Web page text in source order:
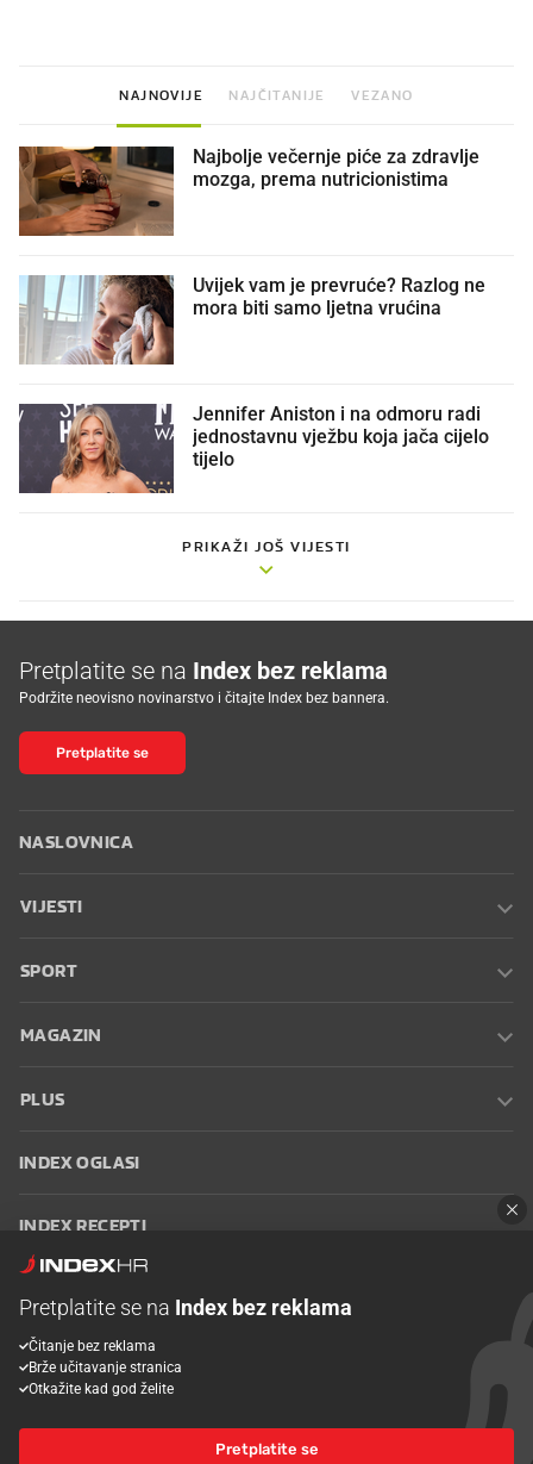
NAJNOVIJE NAJČITANIJE VEZANO
Najbolje večernje piće za zdravlje
mozga, prema nutricionistima
Uvijek vam je prevruće? Razlog ne
mora biti samo ljetna vrućina
Jennifer Aniston i na odmoru radi
jednostavnu vježbu koja jača cijelo
tijelo
PRIKAŽI JOŠ VIJESTI
Pretplatite se na Index bez reklama
Podržite neovisno novinarstvo i čitajte Index bez bannera.
Pretplatite se
NASLOVNICA
VIJESTI
SPORT
MAGAZIN
PLUS
INDEX OGLASI
INDEX RECEPTI
Oglašavanje Zaposli se na Indexu
korištenja
Postavke kolačića
Pretplatite se na Index bez reklama
Čitanje bez reklama
Brže učitavanje stranica
Otkažite kad god želite
Pretplatite se